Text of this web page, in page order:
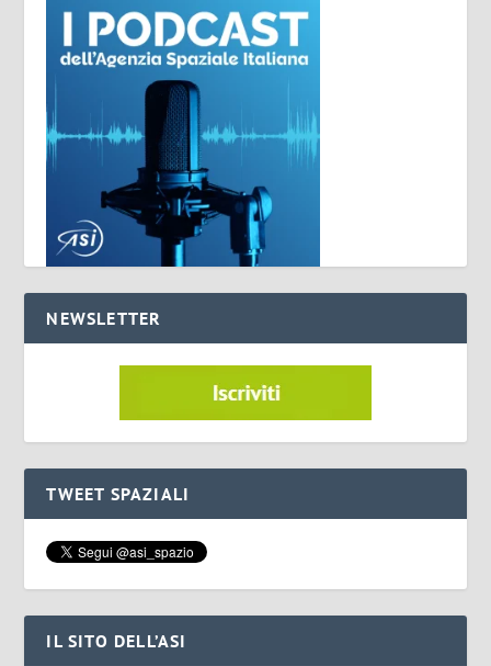
NEWSLETTER
TWEET SPAZIALI
IL SITO DELL’ASI